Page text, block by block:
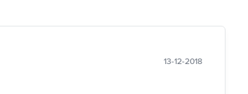
13-12-2018